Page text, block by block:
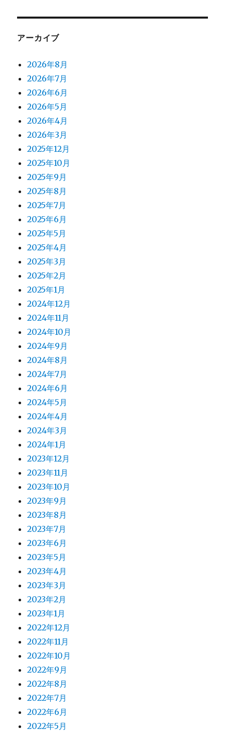
アーカイブ
2026年8月
2026年7月
2026年6月
2026年5月
2026年4月
2026年3月
2025年12月
2025年10月
2025年9月
2025年8月
2025年7月
2025年6月
2025年5月
2025年4月
2025年3月
2025年2月
2025年1月
2024年12月
2024年11月
2024年10月
2024年9月
2024年8月
2024年7月
2024年6月
2024年5月
2024年4月
2024年3月
2024年1月
2023年12月
2023年11月
2023年10月
2023年9月
2023年8月
2023年7月
2023年6月
2023年5月
2023年4月
2023年3月
2023年2月
2023年1月
2022年12月
2022年11月
2022年10月
2022年9月
2022年8月
2022年7月
2022年6月
2022年5月